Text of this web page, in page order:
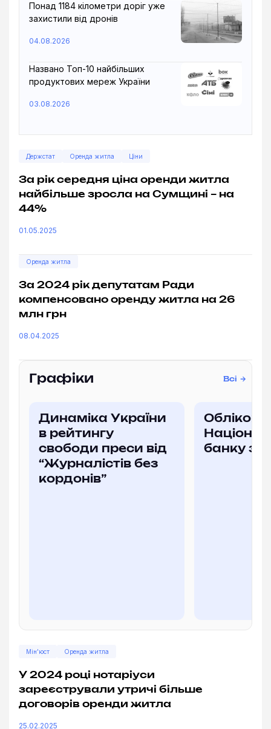
Понад 1184 кілометри доріг уже
захистили від дронів
04.08.2026
Названо Топ-10 найбільших
продуктових мереж України
03.08.2026
Держстат Оренда житла Ціни
За рік середня ціна оренди житла
найбільше зросла на Сумщині – на
44%
01.05.2025
Оренда житла
За 2024 рік депутатам Ради
компенсовано оренду житла на 26
млн грн
08.04.2025
Графіки Всі
Динаміка України
в рейтингу
свободи преси від
“Журналістів без
кордонів”
Облікова
банку за
Мін'юст Оренда житла
У 2024 році нотаріуси
зареєстрували утричі більше
договорів оренди житла
25.02.2025